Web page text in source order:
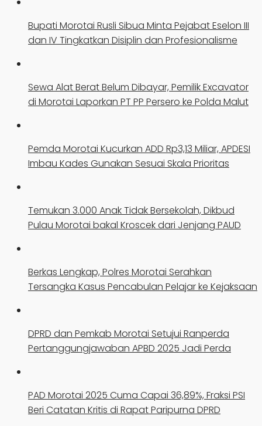
Bupati Morotai Rusli Sibua Minta Pejabat Eselon III
dan IV Tingkatkan Disiplin dan Profesionalisme
Sewa Alat Berat Belum Dibayar, Pemilik Excavator
di Morotai Laporkan PT PP Persero ke Polda Malut
Pemda Morotai Kucurkan ADD Rp3,13 Miliar, APDESI
Imbau Kades Gunakan Sesuai Skala Prioritas
Temukan 3.000 Anak Tidak Bersekolah, Dikbud
Pulau Morotai bakal Kroscek dari Jenjang PAUD
Berkas Lengkap, Polres Morotai Serahkan
Tersangka Kasus Pencabulan Pelajar ke Kejaksaan
DPRD dan Pemkab Morotai Setujui Ranperda
Pertanggungjawaban APBD 2025 Jadi Perda
PAD Morotai 2025 Cuma Capai 36,89%, Fraksi PSI
Beri Catatan Kritis di Rapat Paripurna DPRD